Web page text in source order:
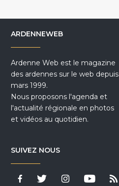
ARDENNEWEB
Ardenne Web est le magazine
des ardennes sur le web depuis
mars 1999.
Nous proposons l'agenda et
l'actualité régionale en photos
et vidéos au quotidien.
SUIVEZ NOUS